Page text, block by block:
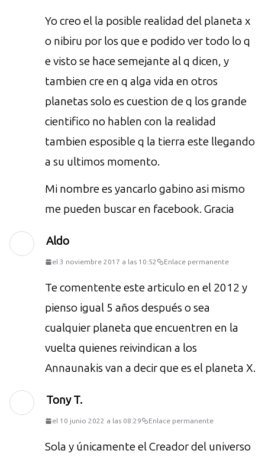
Yo creo el la posible realidad del planeta x
o nibiru por los que e podido ver todo lo q
e visto se hace semejante al q dicen, y
tambien cre en q alga vida en otros
planetas solo es cuestion de q los grande
cientifico no hablen con la realidad
tambien esposible q la tierra este llegando
a su ultimos momento.
Mi nombre es yancarlo gabino asi mismo
me pueden buscar en facebook. Gracia
Aldo
el 3 noviembre 2017 a las 10:52 Enlace permanente
Te comentente este articulo en el 2012 y
pienso igual 5 años después o sea
cualquier planeta que encuentren en la
vuelta quienes reivindican a los
Annaunakis van a decir que es el planeta X.
Tony T.
el 10 junio 2022 a las 08:29 Enlace permanente
Sola y únicamente el Creador del universo